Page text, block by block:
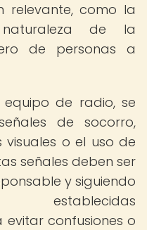
relevante, como la
de la
de personas a
de radio, se
de socorro,
o el uso de
señales deben ser
y siguiendo
establecidas
confusiones o